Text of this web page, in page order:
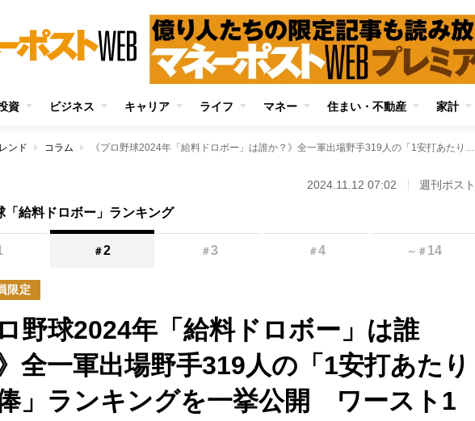
資 ビジネス キャリア ライフ マネー 住まい・不動産 家計
ンド コラム 《プロ野球2024年「給料ドロボー」は誰か？》全一軍出場野手319人の「1安打あたりの年俸」ランキングを一挙公開 ワースト1位は「年俸2億円で3安打」
2024.11.12 07:02 週刊ポスト
「給料ドロボー」ランキング
＃2 ＃3 ＃4 ～ ＃ 14
限定
ロ野球2024年「給料ドロボー」は誰
全一軍出場野手319人の「1安打あたり
」ランキングを一挙公開 ワースト1